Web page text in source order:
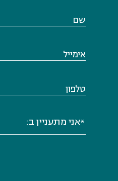
שם
אימייל
טלפון
*אני מתעניין ב: